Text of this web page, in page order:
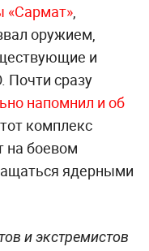
«Сармат»,
оружием,
и
Почти сразу
напомнил и об
комплекс
на боевом
ядерными
и экстремистов